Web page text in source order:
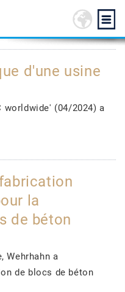
d'une usine
worldwide' (04/2024) a
la
de béton
Wehrhahn a
de blocs de béton